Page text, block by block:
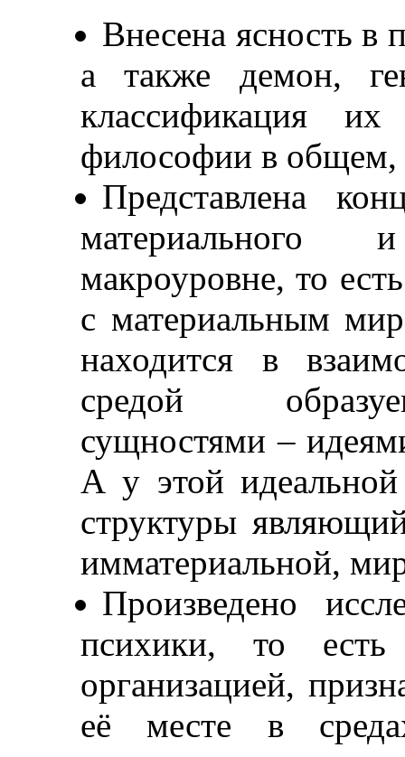
Внесена ясность в
а также демон,
классификация
философии в общем,
Представлена
материального
макроуровне, то
с материальным
находится в
средой
сущностями –
А у этой
структуры
имматериальной,
Произведено
психики, то
организацией,
её месте в